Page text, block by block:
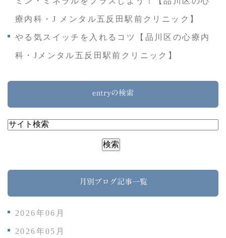
療内科・J メンタル五反田駅前クリニック】
やる気スイッチを入れるコツ【品川区の心療内
科・Jメンタル五反田駅前クリニック】
entryの検索
月別ブログ記事一覧
2026年06月
2026年05月